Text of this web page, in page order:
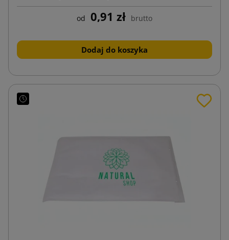
od 0,91 zł brutto
Dodaj do koszyka